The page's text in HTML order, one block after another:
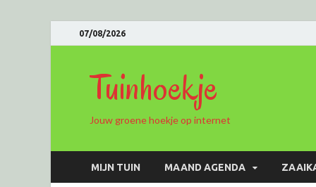
07/08/2026
Tuinhoekje
Jouw groene hoekje op internet
MIJN TUIN MAAND AGENDA